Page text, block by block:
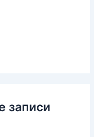
записи